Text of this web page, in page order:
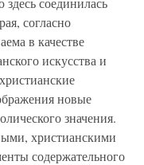
согласно
в качестве
искусства и
новые
значения.
христианскими
содержательного